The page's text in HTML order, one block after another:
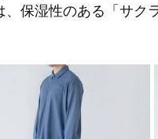
、保湿性のある「サク